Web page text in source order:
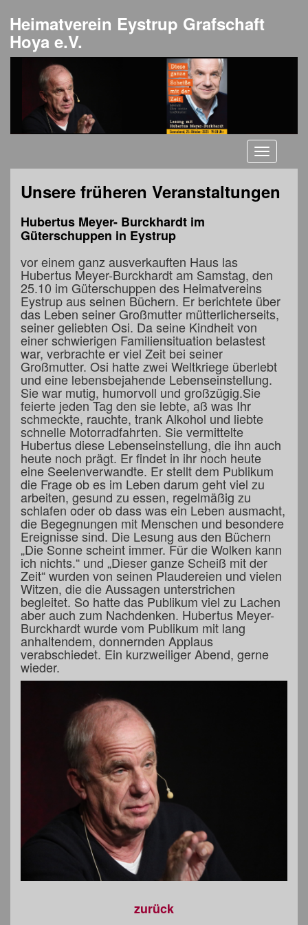
Heimatverein Eystrup Grafschaft
Hoya e.V.
Toggle
Unsere früheren Veranstaltungen
Hubertus Meyer- Burckhardt im
Güterschuppen in Eystrup
vor einem ganz ausverkauften Haus las
Hubertus Meyer-Burckhardt am Samstag, den
25.10 im Güterschuppen des Heimatvereins
Eystrup aus seinen Büchern. Er berichtete über
das Leben seiner Großmutter mütterlicherseits,
seiner geliebten Osi. Da seine Kindheit von
einer schwierigen Familiensituation belastest
war, verbrachte er viel Zeit bei seiner
Großmutter. Osi hatte zwei Weltkriege überlebt
und eine lebensbejahende Lebenseinstellung.
Sie war mutig, humorvoll und großzügig.Sie
feierte jeden Tag den sie lebte, aß was Ihr
schmeckte, rauchte, trank Alkohol und liebte
schnelle Motorradfahrten. Sie vermittelte
Hubertus diese Lebenseinstellung, die ihn auch
heute noch prägt. Er findet in ihr noch heute
eine Seelenverwandte. Er stellt dem Publikum
die Frage ob es im Leben darum geht viel zu
arbeiten, gesund zu essen, regelmäßig zu
schlafen oder ob dass was ein Leben ausmacht,
die Begegnungen mit Menschen und besondere
Ereignisse sind. Die Lesung aus den Büchern
„Die Sonne scheint immer. Für die Wolken kann
ich nichts.“ und „Dieser ganze Scheiß mit der
Zeit“ wurden von seinen Plaudereien und vielen
Witzen, die die Aussagen unterstrichen
begleitet. So hatte das Publikum viel zu Lachen
aber auch zum Nachdenken. Hubertus Meyer-
Burckhardt wurde vom Publikum mit lang
anhaltendem, donnernden Applaus
verabschiedet. Ein kurzweiliger Abend, gerne
wieder.
zurück